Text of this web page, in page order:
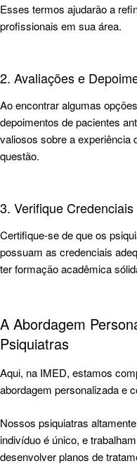
Esses termos ajudarão a
profissionais em sua área.
2. Avaliações e
Ao encontrar algumas
depoimentos de pacientes
valiosos sobre a experiência
questão.
3. Verifique Credenciais
Certifique-se de que os
possuam as credenciais
ter formação acadêmica
A Abordagem
Psiquiatras
Aqui, na IMED, estamos
abordagem personalizada e
Nossos psiquiatras
indivíduo é único, e
desenvolver planos de